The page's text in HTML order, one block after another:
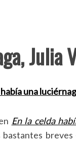
Julia
En la celda